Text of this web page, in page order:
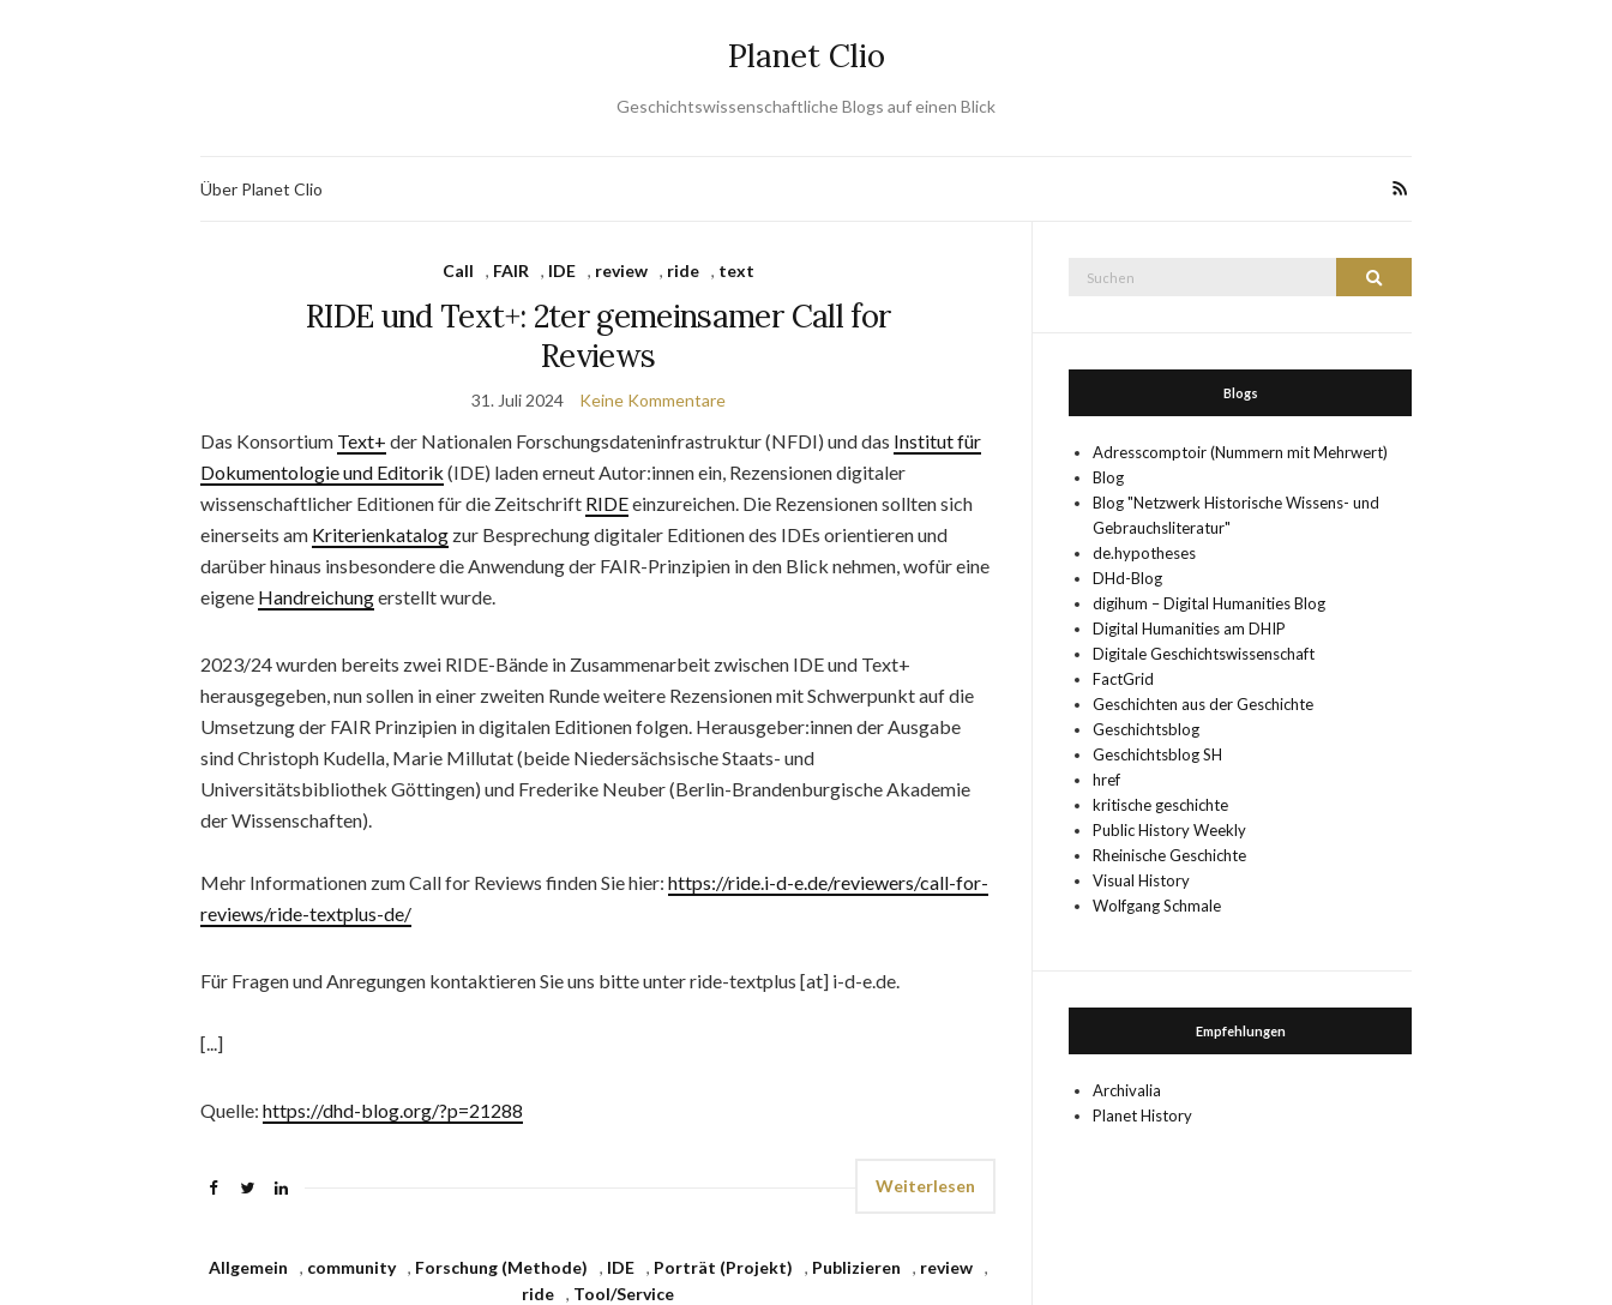
Planet Clio
Geschichtswissenschaftliche Blogs auf einen Blick
Über Planet Clio
Call , FAIR , IDE , review , ride , text
RIDE und Text+: 2ter gemeinsamer Call for
Reviews
31. Juli 2024 Keine Kommentare
Das Konsortium Text+ der Nationalen Forschungsdateninfrastruktur (NFDI) und das Institut für
Dokumentologie und Editorik (IDE) laden erneut Autor:innen ein, Rezensionen digitaler
wissenschaftlicher Editionen für die Zeitschrift RIDEeinzureichen. Die Rezensionen sollten sich
einerseits am Kriterienkatalog zur Besprechung digitaler Editionen des IDEs orientieren und
darüber hinaus insbesondere die Anwendung der FAIR-Prinzipien in den Blick nehmen, wofür eine
eigene Handreichungerstellt wurde.
2023/24 wurden bereits zwei RIDE-Bände in Zusammenarbeit zwischen IDE und Text+
herausgegeben, nun sollen in einer zweiten Runde weitere Rezensionen mit Schwerpunkt auf die
Umsetzung der FAIR Prinzipien in digitalen Editionen folgen. Herausgeber:innen der Ausgabe
sind Christoph Kudella, Marie Millutat (beide Niedersächsische Staats- und
Universitätsbibliothek Göttingen) und Frederike Neuber (Berlin-Brandenburgische Akademie
der Wissenschaften).
Mehr Informationen zum Call for Reviews finden Sie hier: https://ride.i-d-e.de/reviewers/call-for-
reviews/ride-textplus-de/
Für Fragen und Anregungen kontaktieren Sie uns bitte unter ride-textplus [at] i-d-e.de.
[...]
Quelle: https://dhd-blog.org/?p=21288
Weiterlesen
Allgemein , community , Forschung (Methode) , IDE , Porträt (Projekt) , Publizieren , review
,
ride , Tool/Service
Suchen
Blogs
Adresscomptoir (Nummern mit Mehrwert)
Blog
Blog "Netzwerk Historische Wissens- und
Gebrauchsliteratur"
de.hypotheses
DHd-Blog
digihum – Digital Humanities Blog
Digital Humanities am DHIP
Digitale Geschichtswissenschaft
FactGrid
Geschichten aus der Geschichte
Geschichtsblog
Geschichtsblog SH
href
kritische geschichte
Public History Weekly
Rheinische Geschichte
Visual History
Wolfgang Schmale
Empfehlungen
Archivalia
Planet History